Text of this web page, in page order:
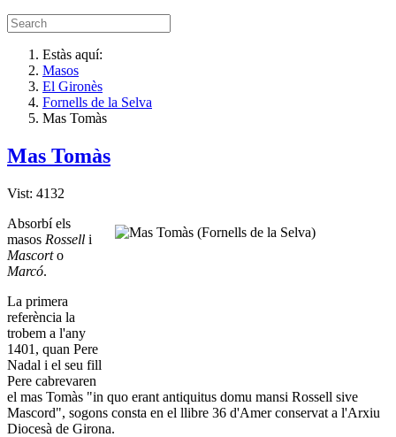
Estàs aquí:
Masos
El Gironès
Fornells de la Selva
Mas Tomàs
Mas Tomàs
Vist: 4132
Absorbí­ els
masos Rossell i
Mascorto
Marcó.
La primera
referència la
trobem a l'any
1401, quan Pere
Nadal i el seu fill
Pere cabrevaren
el mas Tomàs "in quo erant antiquitus domu mansi Rossell sive
Mascord", sogons consta en el llibre 36 d'Amer conservat a l'Arxiu
Diocesà de Girona.